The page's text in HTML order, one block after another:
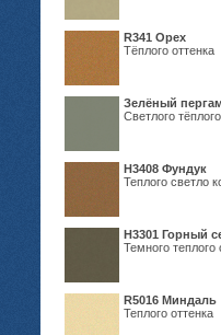
R341 Орех
Тёплого оттенка
Зелёный
Светлого
Н3408 Фундук
Теплого светло
Н3301 Горный
Темного теплого
R5016 Миндаль
Теплого оттенка